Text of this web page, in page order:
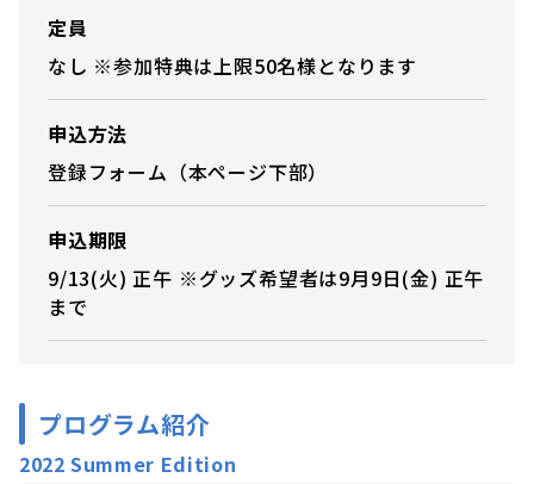
定員
なし ※参加特典は上限50名様となります
申込方法
登録フォーム（本ページ下部）
申込期限
9/13(火) 正午 ※グッズ希望者は9月9日(金) 正午
まで
プログラム紹介
2022 Summer Edition